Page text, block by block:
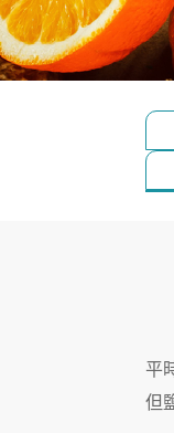
平
但